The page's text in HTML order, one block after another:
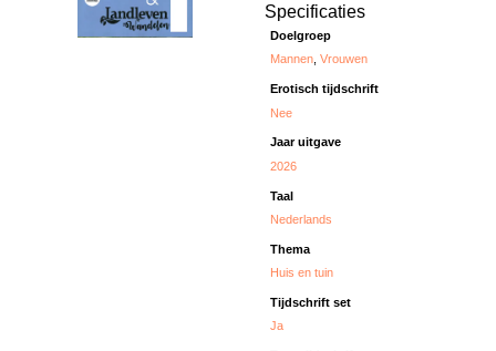
Specificaties
Doelgroep
Mannen,Vrouwen
Erotisch tijdschrift
Nee
Jaar uitgave
2026
Taal
Nederlands
Thema
Huis en tuin
Tijdschrift set
Ja